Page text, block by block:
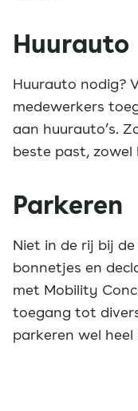
Huurauto
Huurauto nodig?
medewerkers
aan huurauto’s.
beste past, zowel
Parkeren
Niet in de rij bij
bonnetjes en
met Mobility
toegang tot
parkeren wel